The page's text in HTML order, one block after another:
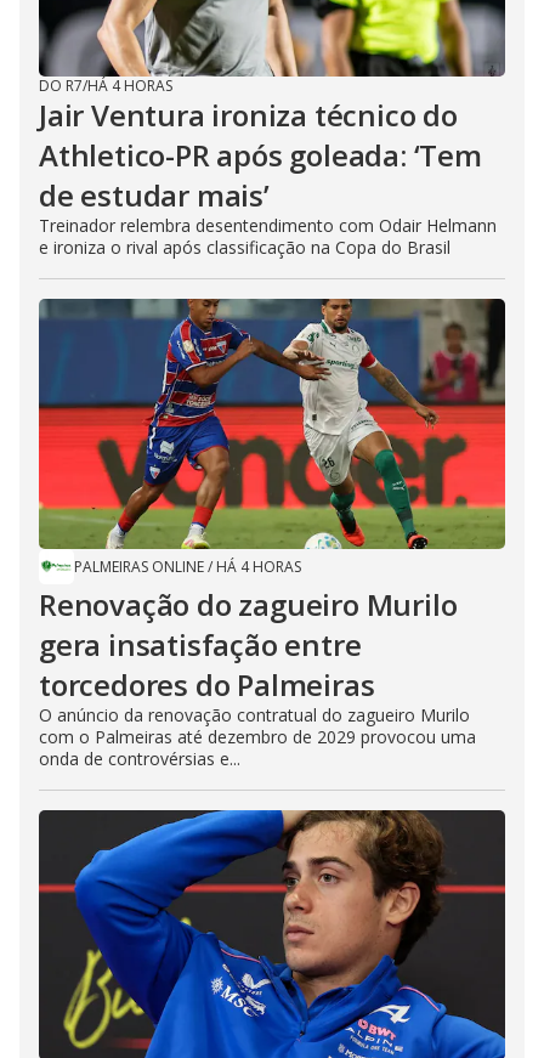
DO R7/HÁ 4 HORAS
Jair Ventura ironiza técnico do
Athletico-PR após goleada: ‘Tem
de estudar mais’
Treinador relembra desentendimento com Odair Helmann
e ironiza o rival após classificação na Copa do Brasil
PALMEIRAS ONLINE/ HÁ 4 HORAS
Renovação do zagueiro Murilo
gera insatisfação entre
torcedores do Palmeiras
O anúncio da renovação contratual do zagueiro Murilo
com o Palmeiras até dezembro de 2029 provocou uma
onda de controvérsias e...